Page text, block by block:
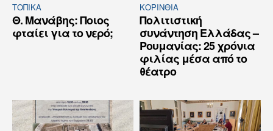
ΤΟΠΙΚΑ
Θ. Μανάβης: Ποιος
φταίει για το νερό;
ΚΟΡΙΝΘΊΑ
Πολιτιστική
συνάντηση Ελλάδας –
Ρουμανίας: 25 χρόνια
φιλίας μέσα από το
θέατρο